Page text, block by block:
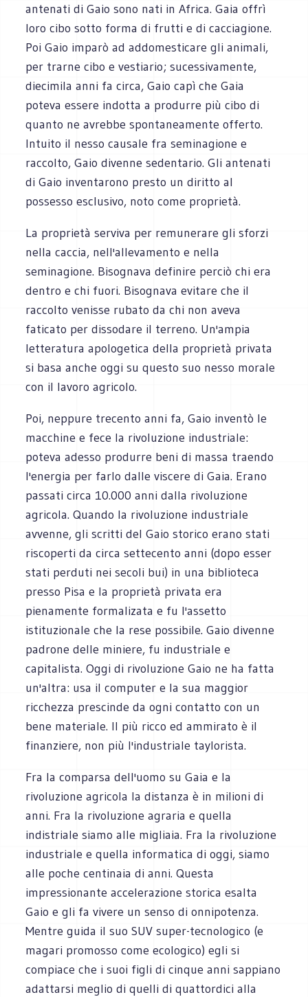
antenati di Gaio sono nati in Africa. Gaia offrì
loro cibo sotto forma di frutti e di cacciagione.
Poi Gaio imparò ad addomesticare gli animali,
per trarne cibo e vestiario; sucessivamente,
diecimila anni fa circa, Gaio capì che Gaia
poteva essere indotta a produrre più cibo di
quanto ne avrebbe spontaneamente offerto.
Intuito il nesso causale fra seminagione e
raccolto, Gaio divenne sedentario. Gli antenati
di Gaio inventarono presto un diritto al
possesso esclusivo, noto come proprietà.
La proprietà serviva per remunerare gli sforzi
nella caccia, nell'allevamento e nella
seminagione. Bisognava definire perciò chi era
dentro e chi fuori. Bisognava evitare che il
raccolto venisse rubato da chi non aveva
faticato per dissodare il terreno. Un'ampia
letteratura apologetica della proprietà privata
si basa anche oggi su questo suo nesso morale
con il lavoro agricolo.
Poi, neppure trecento anni fa, Gaio inventò le
macchine e fece la rivoluzione industriale:
poteva adesso produrre beni di massa traendo
l'energia per farlo dalle viscere di Gaia. Erano
passati circa 10.000 anni dalla rivoluzione
agricola. Quando la rivoluzione industriale
avvenne, gli scritti del Gaio storico erano stati
riscoperti da circa settecento anni (dopo esser
stati perduti nei secoli bui) in una biblioteca
presso Pisa e la proprietà privata era
pienamente formalizata e fu l'assetto
istituzionale che la rese possibile. Gaio divenne
padrone delle miniere, fu industriale e
capitalista. Oggi di rivoluzione Gaio ne ha fatta
un'altra: usa il computer e la sua maggior
ricchezza prescinde da ogni contatto con un
bene materiale. Il più ricco ed ammirato è il
finanziere, non più l'industriale taylorista.
Fra la comparsa dell'uomo su Gaia e la
rivoluzione agricola la distanza è in milioni di
anni. Fra la rivoluzione agraria e quella
indistriale siamo alle migliaia. Fra la rivoluzione
industriale e quella informatica di oggi, siamo
alle poche centinaia di anni. Questa
impressionante accelerazione storica esalta
Gaio e gli fa vivere un senso di onnipotenza.
Mentre guida il suo SUV super-tecnologico (e
magari promosso come ecologico) egli si
compiace che i suoi figli di cinque anni sappiano
adattarsi meglio di quelli di quattordici alla